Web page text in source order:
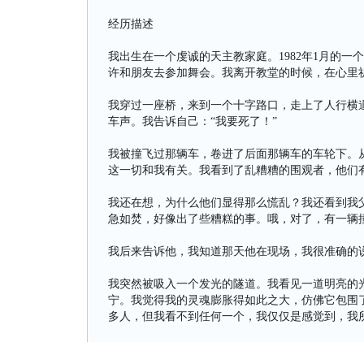
经历描述
我出生在一个虔诚的天主教家庭。1982年1月的一
许和朋友去参加舞会。我离开教堂的时候，在心
我穿过一座桥，来到一个十字路口，走上了人行
车声。我告诉自己：“我要死了！”
我被撞飞过那辆车，卷进了后面那辆车的车轮下
这一切和我有关。我看到了乱糟糟的围观者，他们
我还在想，为什么他们显得那么慌乱？我还看到
急如焚，好像出了些糟糕的事。哦，对了，有一
我后来告诉他，我知道那天他在现场，我很准确的
我突然被吸入一个发光的隧道。我看见一道明亮
宁。我觉得我的灵魂膨胀得如此之大，仿佛它包
多人，但我看不到任何一个，我仅仅是感觉到，